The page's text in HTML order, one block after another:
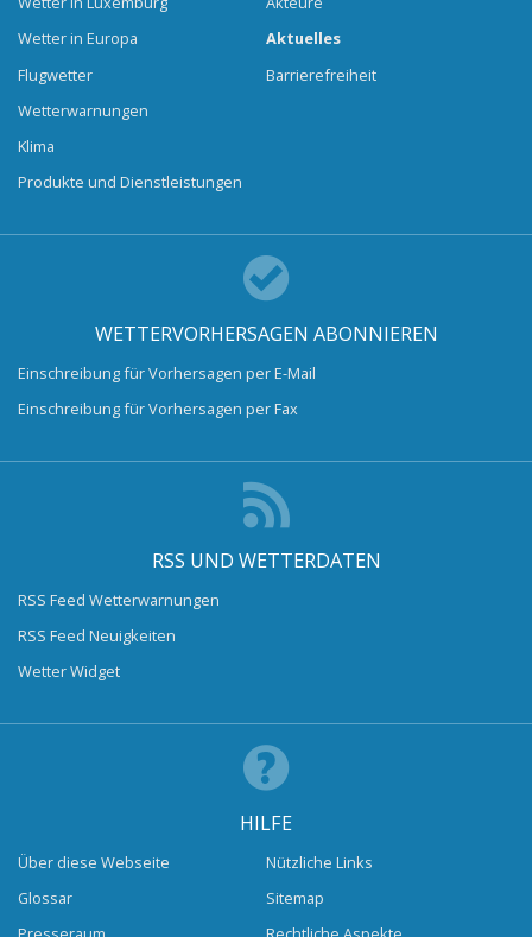
Wetter in Europa
Flugwetter
Wetterwarnungen
Klima
Produkte und Dienstleistungen
Aktuelles
Barrierefreiheit
WETTERVORHERSAGEN ABONNIEREN
Einschreibung für Vorhersagen per E-Mail
Einschreibung für Vorhersagen per Fax
RSS UND WETTERDATEN
RSS Feed Wetterwarnungen
RSS Feed Neuigkeiten
Wetter Widget
HILFE
Über diese Webseite
Glossar
Nützliche Links
Sitemap